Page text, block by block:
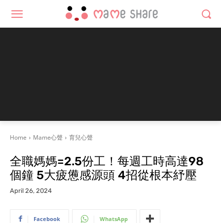
Home Mame心聲 育兒心聲
全職媽媽=2.5份工！每週工時高達98
個鐘 5大疲憊感源頭 4招從根本紓壓
April 26, 2024
Facebook WhatsApp